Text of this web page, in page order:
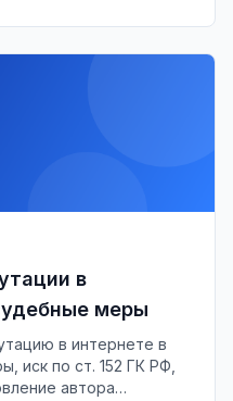
в
меры
в интернете в
иск по ст. 152 ГК РФ,
автора